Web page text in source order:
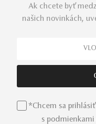
Ak chcete byť
našich novinkách,
*Chcem sa
s podmienkami